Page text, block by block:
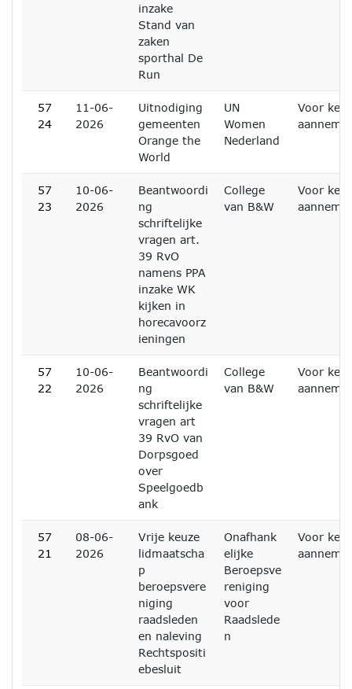
inzake
Stand van
zaken
sporthal De
Run
57
24
11-06-
2026
Uitnodiging
gemeenten
Orange the
World
UN
Women
Nederland
Voor
57
23
10-06-
2026
Beantwoordi
ng
schriftelijke
vragen art.
39 RvO
namens PPA
inzake WK
kijken in
horecavoorz
ieningen
College
van B&W
Voor
57
22
10-06-
2026
Beantwoordi
ng
schriftelijke
vragen art
39 RvO van
Dorpsgoed
over
Speelgoedb
ank
College
van B&W
Voor
57
21
08-06-
2026
Vrije keuze
lidmaatscha
p
beroepsvere
niging
raadsleden
en naleving
Rechtspositi
ebesluit
Onafhank
elijke
Beroepsve
reniging
voor
Raadslede
n
Voor